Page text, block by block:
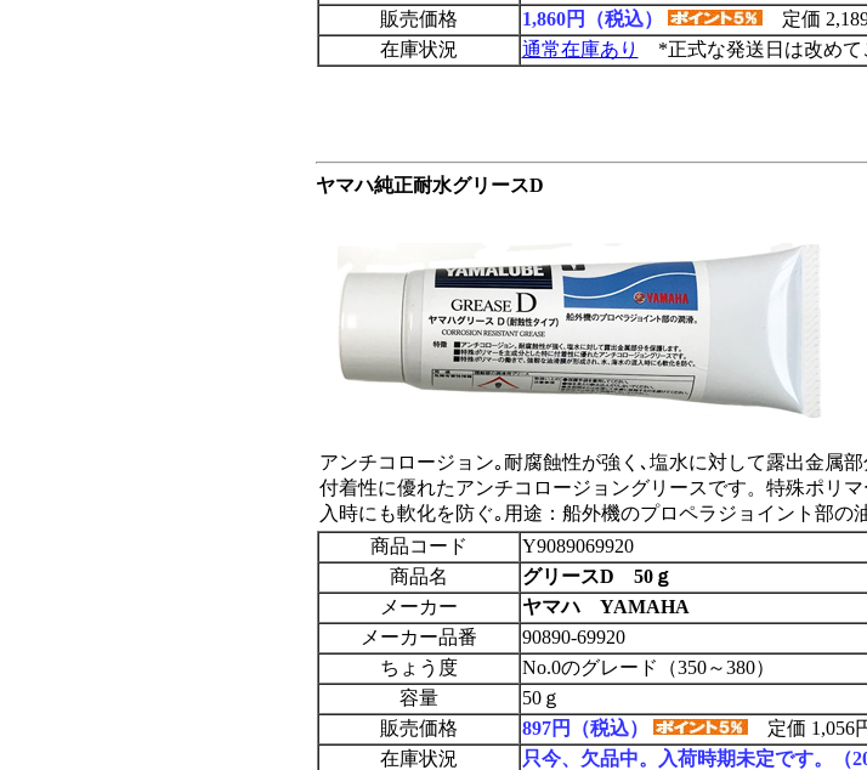
販売価格
1,860円（税込）
定価 2,189
在庫状況
通常在庫あり *正式な発送日は改めて
ヤマハ純正耐水グリースD
アンチコロージョン｡耐腐蝕性が強く､塩水に対して露出金属
付着性に優れたアンチコロージョングリースです。特殊ポリ
入時にも軟化を防ぐ｡用途：船外機のプロペラジョイント部の
商品コード
Y9089069920
商品名
グリースD 50ｇ
メーカー
ヤマハ YAMAHA
メーカー品番
90890-69920
ちょう度
No.0のグレード（350～380）
容量
50ｇ
販売価格
897円（税込）
定価 1,056円
在庫状況
只今、欠品中。入荷時期未定です。（